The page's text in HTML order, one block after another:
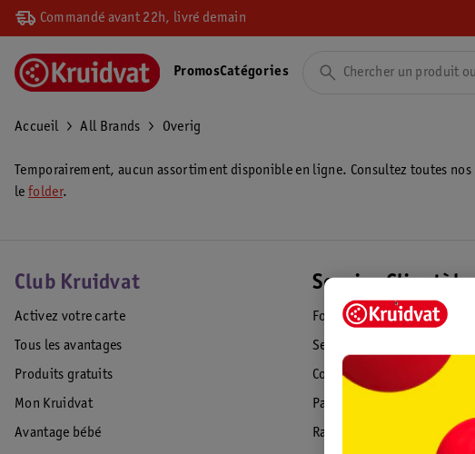
Commandé avant 22h, livré demain
PromosCatégories
Accueil All Brands Overig
Temporairement, aucun assortiment disponible en ligne. Consultez toutes nos
le folder.
Club Kruidvat
Activez votre carte
Tous les avantages
Produits gratuits
Mon Kruidvat
Avantage bébé
Service Clientèle
Foire aux questions
Service Clientèle
Commande & Livraison
Paiement
Rappel & Retour